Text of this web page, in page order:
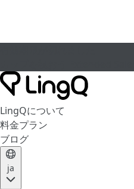
LingQについて
料金プラン
ブログ
ja